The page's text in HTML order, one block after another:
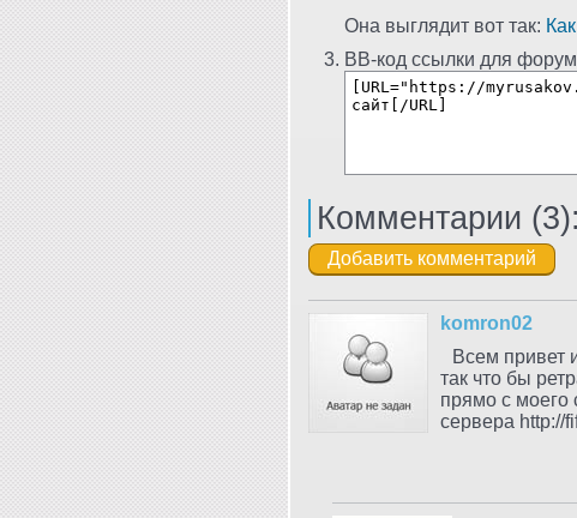
Она выглядит вот так:
BB-код ссылки для
Комментарии (3):
komron02
Всем привет
так что бы
прямо с моего
сервера http://